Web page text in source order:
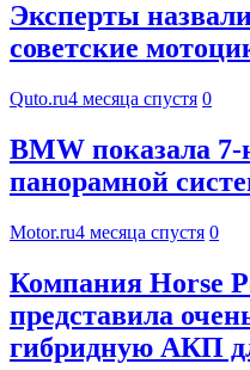
Эксперты
советские
Quto.ru4 месяца спустя 0
BMW показала
панорамной
Motor.ru4 месяца спустя 0
Компания Horse
представила
гибридную АКП